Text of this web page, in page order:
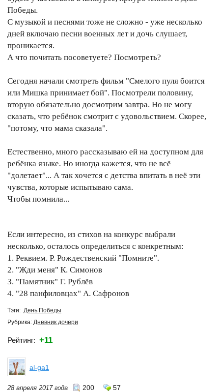
Победы.
С музыкой и песнями тоже не сложно - уже несколько
дней включаю песни военных лет и дочь слушает,
проникается.
А что почитать посоветуете? Посмотреть?
Сегодня начали смотреть фильм "Смелого пуля боится
или Мишка принимает бой". Посмотрели половину,
вторую обязательно досмотрим завтра. Но не могу
сказать, что ребёнок смотрит с удовольствием. Скорее,
"потому, что мама сказала".
Естественно, много рассказываю ей на доступном для
ребёнка языке. Но иногда кажется, что не всё
"долетает"... А так хочется с детства впитать в неё эти
чувства, которые испытываю сама.
Чтобы помнила...
Если интересно, из стихов на конкурс выбрали
несколько, осталось определиться с конкретным:
1. Реквием. Р. Рождественский "Помните".
2. "Жди меня" К. Симонов
3. "Памятник" Г. Рублёв
4. "28 панфиловцах" А. Сафронов
Тэги: День Победы
Рубрика: Дневник дочери
Рейтинг: +11
al-ga1
28 апреля 2017 года 200 57